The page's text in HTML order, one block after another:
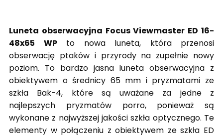
Luneta obserwacyjna Focus Viewmaster ED 16-
48x65 WPto nowa luneta, która przenosi
obserwację ptaków i przyrody na zupełnie nowy
poziom. To bardzo jasna luneta obserwacyjna z
obiektywem o średnicy 65 mm i pryzmatami ze
szkła Bak-4, które są uważane za jedne z
najlepszych pryzmatów porro, ponieważ są
wykonane z najwyższej jakości szkła optycznego. Te
elementy w połączeniu z obiektywem ze szkła ED